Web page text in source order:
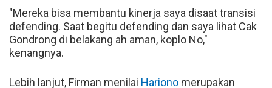
"Mereka bisa membantu kinerja saya disaat transisi
defending. Saat begitu defending dan saya lihat Cak
Gondrong di belakang ah aman, koplo No,"
kenangnya.
Lebih lanjut, Firman menilai Hariono merupakan